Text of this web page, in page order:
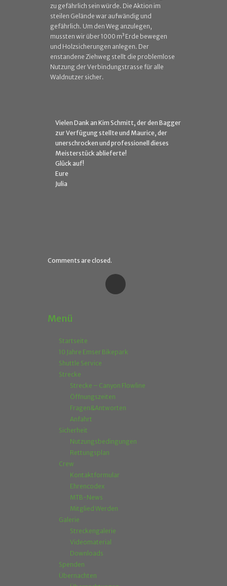
zu gefährlich sein würde. Die Aktion im
steilen Gelände war aufwändig und
gefährlich. Um den Weg anzulegen,
mussten wir über 1000 m³ Erde bewegen
und Holzsicherungen anlegen. Der
enstandene Ziehweg stellt die problemlose
Nutzung der Verbindungstrasse für alle
Waldnutzer sicher.
Vielen Dank an Kim Schmitt, der den Bagger
zur Verfügung stellte und Maurice, der
unerschrocken und professionell dieses
Meisterstück ablieferte!
Glück auf!
Eure
Julia
Comments are closed.
Menü
Startseite
10 Jahre Emser Bikepark
Shuttle Service
Strecke
Strecke – Canyon Flowline
Öffnungszeiten
Fragen&Antworten
Anfahrt
Sicherheit
Nutzungsbedingungen
Rettungsplan
Crew
Kontaktformular
Ehrencodex
MTB-News
Mitglied Werden
Galerie
Streckengalerie
Videomaterial
Downloads
Spenden
Übernachten